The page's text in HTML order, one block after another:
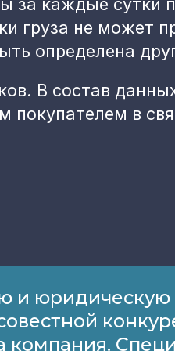
груза не может
определена
В состав
покупателем в
и
компания.